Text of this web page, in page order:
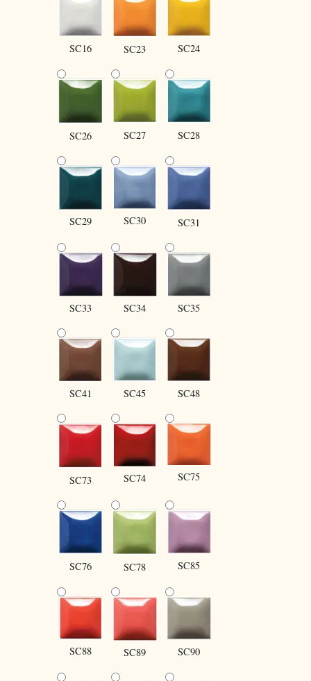
SC16 SC23 SC24
SC26 SC27 SC28
SC29 SC30 SC31
SC33 SC34 SC35
SC41 SC45 SC48
SC73 SC74 SC75
SC76 SC78 SC85
SC88 SC89 SC90